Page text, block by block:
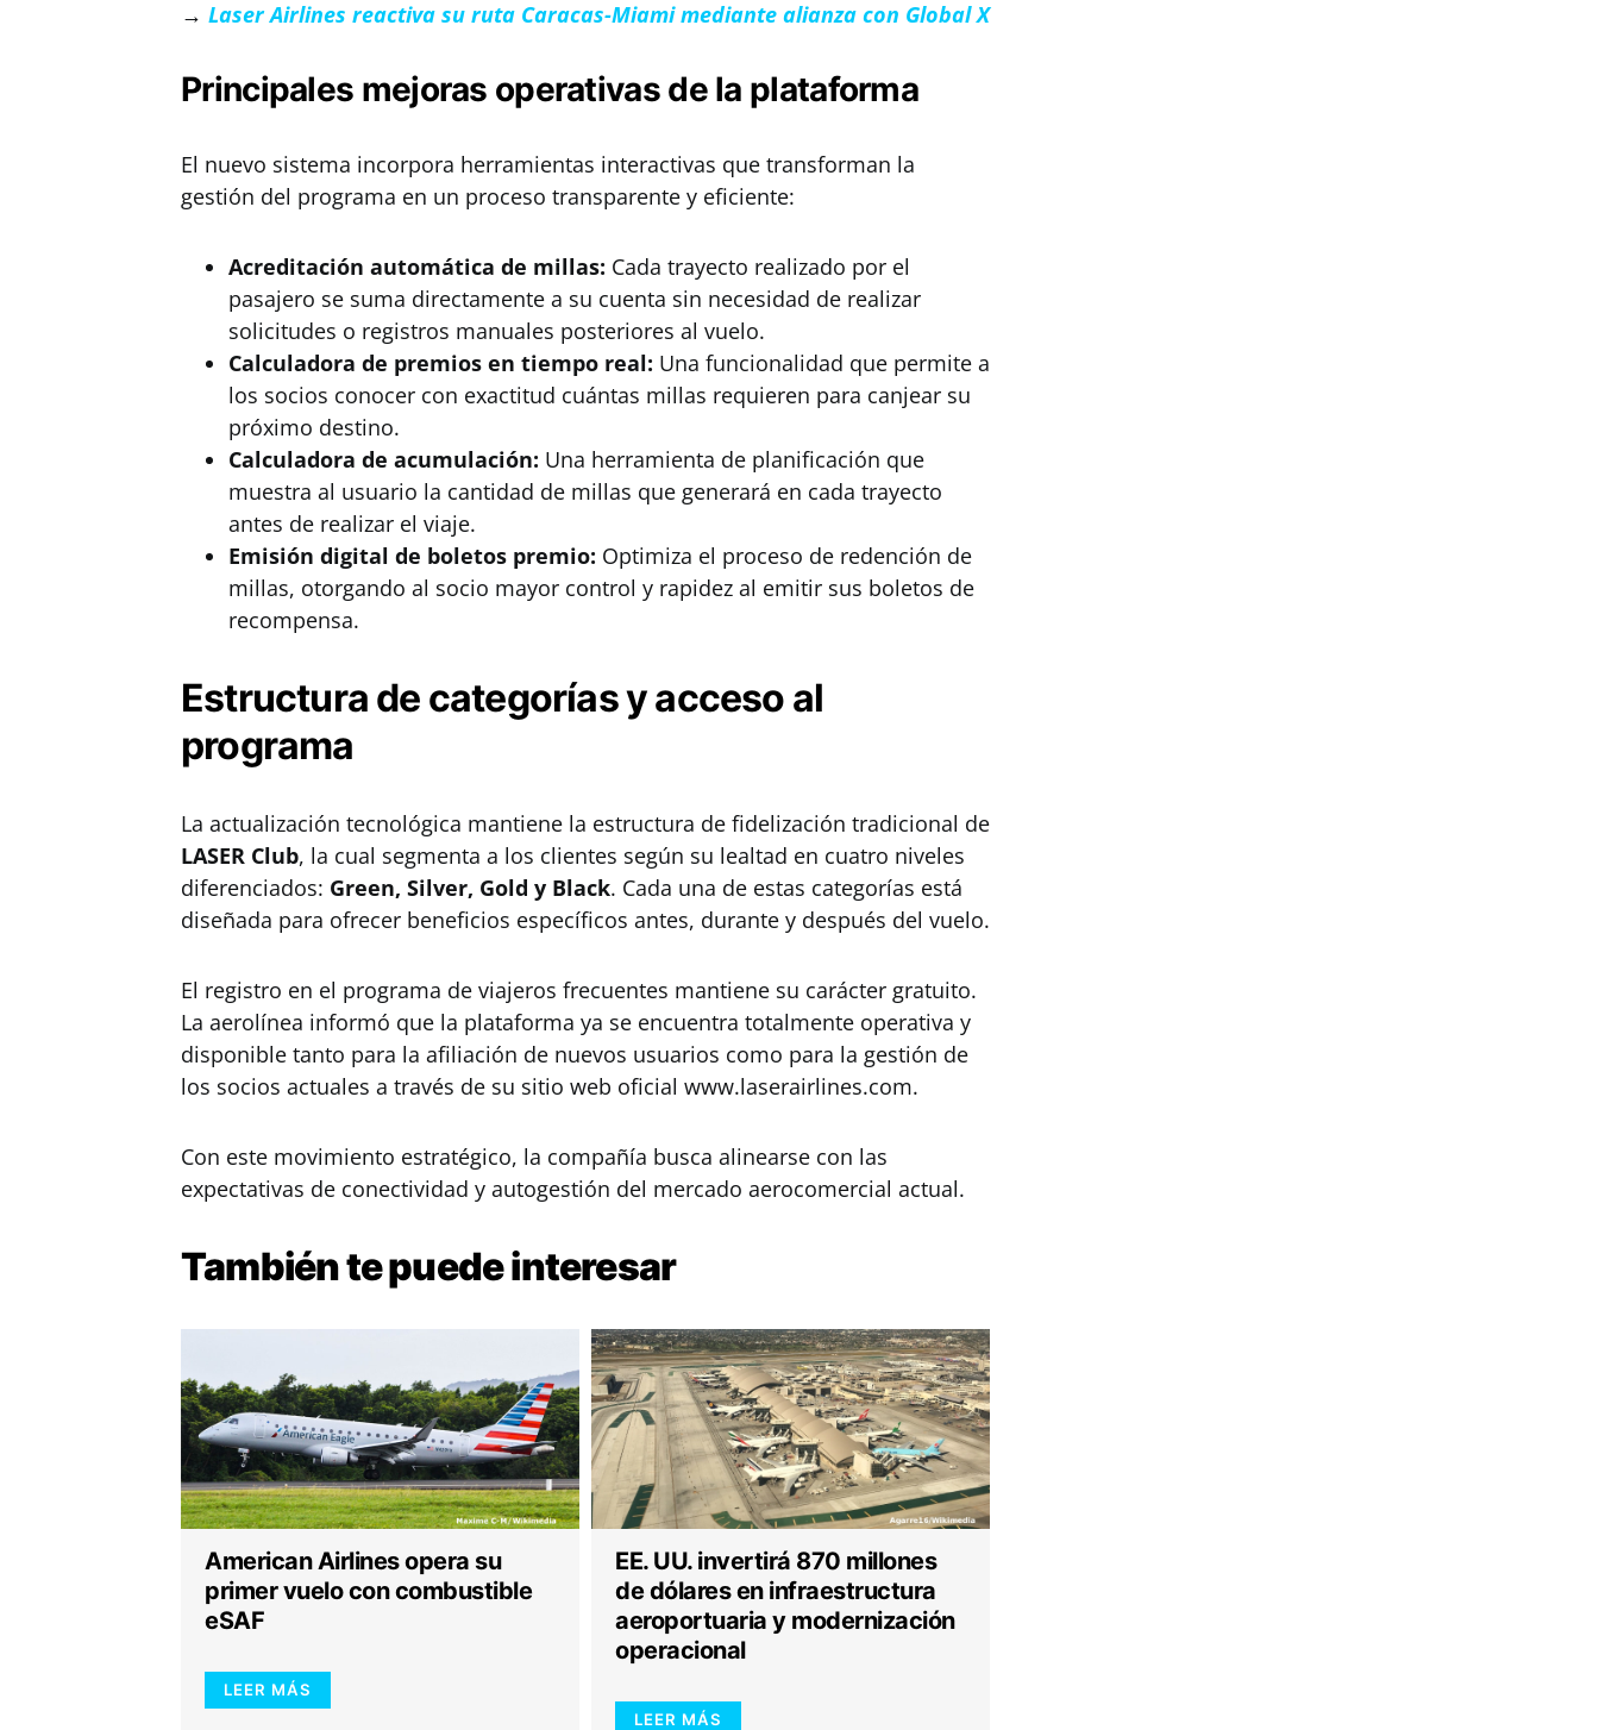
→ Laser Airlines reactiva su ruta Caracas-Miami mediante alianza con Global X
Principales mejoras operativas de la plataforma
El nuevo sistema incorpora herramientas interactivas que transforman la
gestión del programa en un proceso transparente y eficiente:
Acreditación automática de millas: Cada trayecto realizado por el
pasajero se suma directamente a su cuenta sin necesidad de realizar
solicitudes o registros manuales posteriores al vuelo.
Calculadora de premios en tiempo real: Una funcionalidad que permite a
los socios conocer con exactitud cuántas millas requieren para canjear su
próximo destino.
Calculadora de acumulación: Una herramienta de planificación que
muestra al usuario la cantidad de millas que generará en cada trayecto
antes de realizar el viaje.
Emisión digital de boletos premio: Optimiza el proceso de redención de
millas, otorgando al socio mayor control y rapidez al emitir sus boletos de
recompensa.
Estructura de categorías y acceso al
programa
La actualización tecnológica mantiene la estructura de fidelización tradicional de
LASER Club, la cual segmenta a los clientes según su lealtad en cuatro niveles
diferenciados: Green, Silver, Gold y Black. Cada una de estas categorías está
diseñada para ofrecer beneficios específicos antes, durante y después del vuelo.
El registro en el programa de viajeros frecuentes mantiene su carácter gratuito.
La aerolínea informó que la plataforma ya se encuentra totalmente operativa y
disponible tanto para la afiliación de nuevos usuarios como para la gestión de
los socios actuales a través de su sitio web oficial www.laserairlines.com.
Con este movimiento estratégico, la compañía busca alinearse con las
expectativas de conectividad y autogestión del mercado aerocomercial actual.
También te puedeinteresar
American Airlines opera su
primer vuelo con combustible
eSAF
LEER MÁS
EE. UU. invertirá 870 millones
de dólares en infraestructura
aeroportuaria y modernización
operacional
LEER MÁS